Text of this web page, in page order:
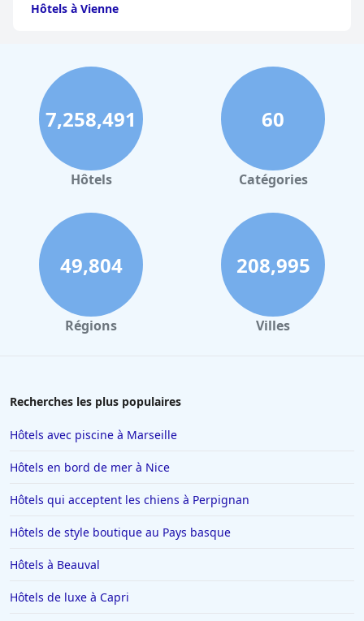
Hôtels à Vienne
Hôtels à Perpignan
Hôtels au Grand-Bornand
Hôtels à Strasbourg
Hôtels à Valence
Hôtels à Gerardmer
Hôtels à Pontorson
Hôtels à Lorient
Hôtels à Berck-sur-Mer
Hôtels à Angoulême
Hôtels à La Tranche-sur-Mer
Hôtels à Conques
Hôtels à Trebeurden
Hôtels en Vendée
Hôtels à Sarran
7,258,491
Hôtels
60
Catégories
49,804
Régions
208,995
Villes
Recherches les plus populaires
Hôtels avec piscine à Marseille
Hôtels en bord de mer à Nice
Hôtels qui acceptent les chiens à Perpignan
Hôtels de style boutique au Pays basque
Hôtels à Beauval
Hôtels de luxe à Capri